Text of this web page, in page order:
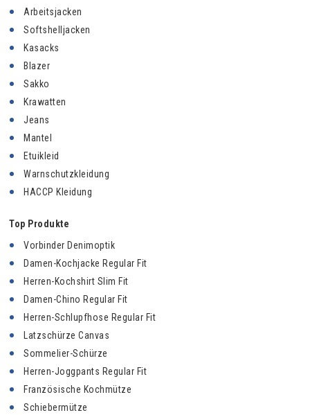
Arbeitsjacken
Softshelljacken
Kasacks
Blazer
Sakko
Krawatten
Jeans
Mantel
Etuikleid
Warnschutzkleidung
HACCP Kleidung
Top Produkte
Vorbinder Denimoptik
Damen-Kochjacke Regular Fit
Herren-Kochshirt Slim Fit
Damen-Chino Regular Fit
Herren-Schlupfhose Regular Fit
Latzschürze Canvas
Sommelier-Schürze
Herren-Joggpants Regular Fit
Französische Kochmütze
Schiebermütze